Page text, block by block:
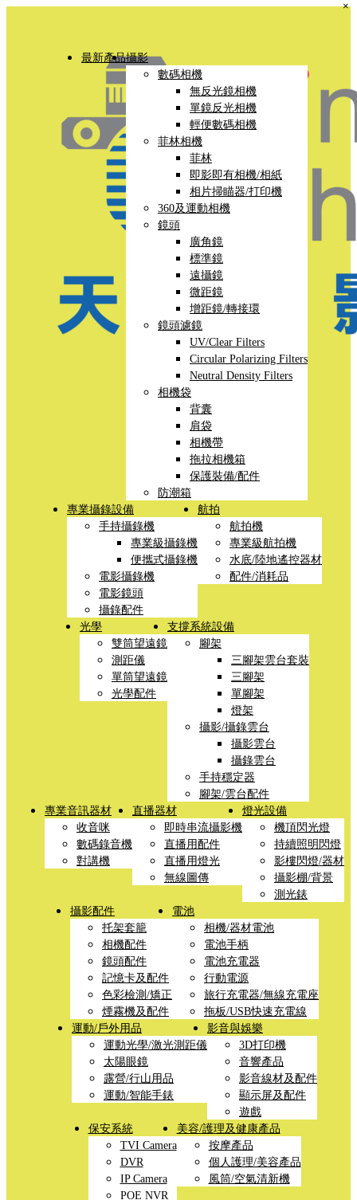
最新產品攝影
數碼相機
無反光鏡相機
單鏡反光相機
輕便數碼相機
菲林相機
菲林
即影即有相機/相紙
相片掃瞄器/打印機
360及運動相機
鏡頭
廣角鏡
標準鏡
遠攝鏡
微距鏡
增距鏡/轉接環
鏡頭濾鏡
UV/Clear Filters
Circular Polarizing Filters
Neutral Density Filters
相機袋
背囊
肩袋
相機帶
拖拉相機箱
保護裝備/配件
防潮箱
專業攝錄設備
手持攝錄機
專業級攝錄機
便攜式攝錄機
電影攝錄機
電影鏡頭
攝錄配件
航拍
航拍機
專業級航拍機
水底/陸地遙控器材
配件/消耗品
光學
雙筒望遠鏡
測距儀
單筒望遠鏡
光學配件
支撐系統設備
腳架
三腳架雲台套裝
三腳架
單腳架
燈架
攝影/攝錄雲台
攝影雲台
攝錄雲台
手持穩定器
腳架/雲台配件
專業音訊器材
收音咪
數碼錄音機
對講機
直播器材
即時串流攝影機
直播用配件
直播用燈光
無線圖傳
燈光設備
機頂閃光燈
持續照明閃燈
影樓閃燈/器材
攝影棚/背景
測光錶
攝影配件
托架套籠
相機配件
鏡頭配件
記憶卡及配件
色彩檢測/矯正
煙霧機及配件
電池
相機/器材電池
電池手柄
電池充電器
行動電源
旅行充電器/無線充電座
拖板/USB快速充電線
運動/戶外用品
運動光學/激光測距儀
太陽眼鏡
露營/行山用品
運動/智能手錶
影音與娛樂
3D打印機
音響產品
影音線材及配件
顯示屏及配件
遊戲
保安系統
TVI Camera
DVR
IP Camera
POE NVR
美容/護理及健康產品
按摩產品
個人護理/美容產品
風筒/空氣清新機
×